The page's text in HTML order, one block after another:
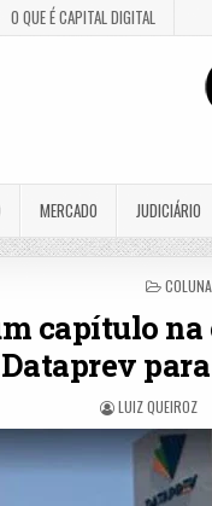
O QUE É CAPITAL DIGITAL
MERCADO JUDICIÁRIO
POSTED
capítulo
Dataprev
LUIZ QUEIROZ